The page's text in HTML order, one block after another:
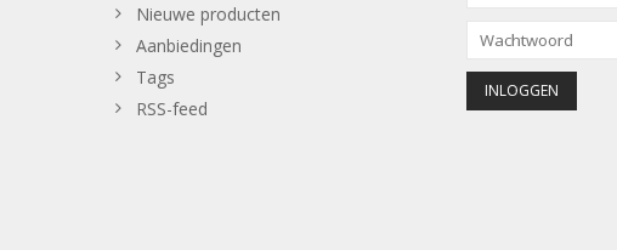
Nieuwe producten
Aanbiedingen
Tags
RSS-feed